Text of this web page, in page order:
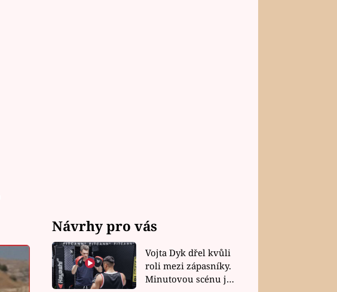
Návrhy pro vás
Vojta Dyk dřel kvůli
roli mezi zápasníky.
Minutovou scénu jel